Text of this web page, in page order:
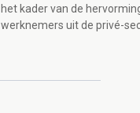
het kader van de
werknemers uit de privé-